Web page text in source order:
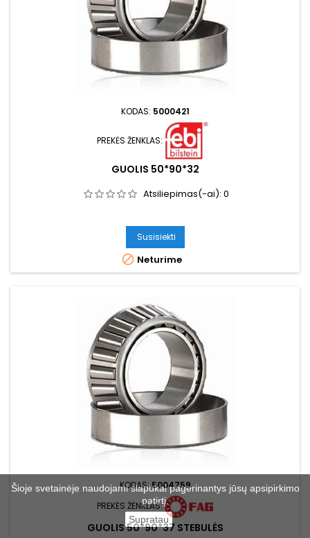
KODAS: 5000421
PREKĖS ŽENKLAS:
GUOLIS 50*90*32
Atsiliepimas(-ai): 0
Susisiekti
 Neturime
KODAS:5004759
PREKĖS ŽENKLAS:
GUOLIS 50*90*37 STEBULĖS
Šioje svetainėje naudojami slapukai pagerinantys jūsų apsipirkimo
patirtį.
Supratau